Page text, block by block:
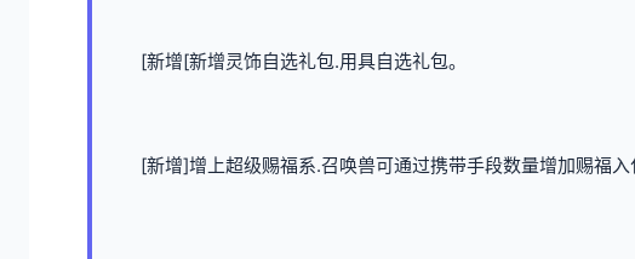
[新增[新增灵饰自选礼包.用具自选礼包。
[新增]增上超级赐福系.召唤兽可通过携带手段数量增加赐福入